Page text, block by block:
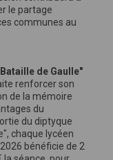
le partage
communes au
de Gaulle"
renforcer son
de la mémoire
du
du diptyque
chaque lycéen
bénéficie de 2